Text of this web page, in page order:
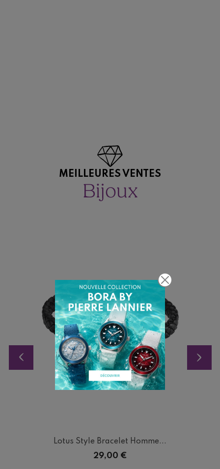
MEILLEURES VENTES
Bijoux
Lotus Style Bracelet Homme...
Prix
29,00 €